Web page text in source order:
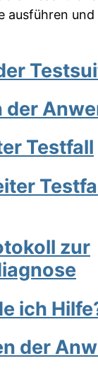
ausführen
der
Testfall
zur
ich
der